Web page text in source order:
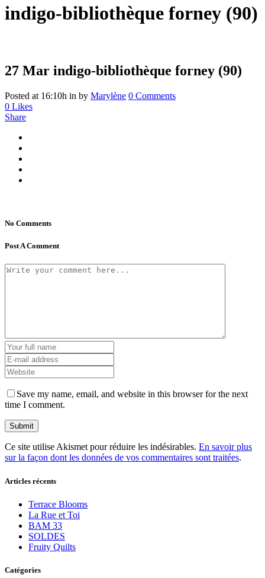
indigo-bibliothèque forney (90)
27 Mar indigo-bibliothèque forney (90)
Posted at 16:10h in by Marylène 0 Comments
0 Likes
Share
No Comments
Post A Comment
Save my name, email, and website in this browser for the next
time I comment.
Ce site utilise Akismet pour réduire les indésirables. En savoir plus
sur la façon dont les données de vos commentaires sont traitées.
Articles récents
Terrace Blooms
La Rue et Toi
BAM 33
SOLDES
Fruity Quilts
Catégories